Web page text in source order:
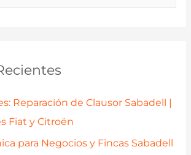
Reparación de Clausor Sabadell |
Fiat y Citroën
para Negocios y Fincas Sabadell